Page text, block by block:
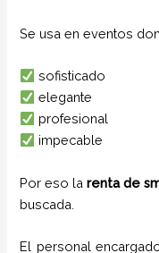
Se usa en eventos
sofisticado
elegante
profesional
impecable
Por eso larenta de
buscada.
El personal